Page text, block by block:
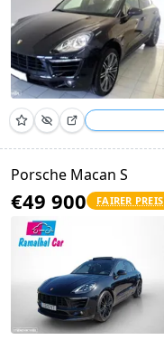
Porsche Macan S
€49 900 FAIRER PREIS